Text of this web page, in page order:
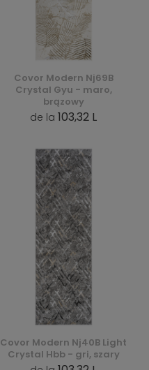
Covor Modern Nj69B
Crystal Gyu - maro,
brązowy
de la 103,32 L
Covor Modern Nj40B Light
Crystal Hbb - gri, szary